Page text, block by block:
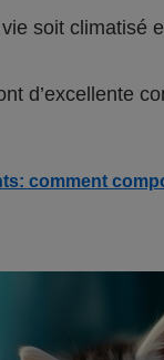
soit
d’excellente
comment